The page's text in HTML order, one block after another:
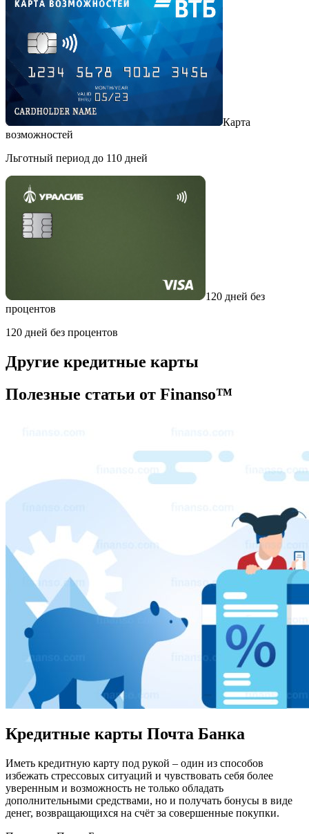
Карта
возможностей
Льготный период до 110 дней
120 дней без
процентов
120 дней без процентов
Другие кредитные карты
Полезные статьи от Finanso™
Кредитные карты Почта Банка
Иметь кредитную карту под рукой – один из способов
избежать стрессовых ситуаций и чувствовать себя более
уверенным и возможность не только обладать
дополнительными средствами, но и получать бонусы в виде
денег, возвращающихся на счёт за совершенные покупки.